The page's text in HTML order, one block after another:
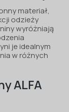
materiał,
odzieży
wyróżniają
je idealnym
w różnych
ALFA